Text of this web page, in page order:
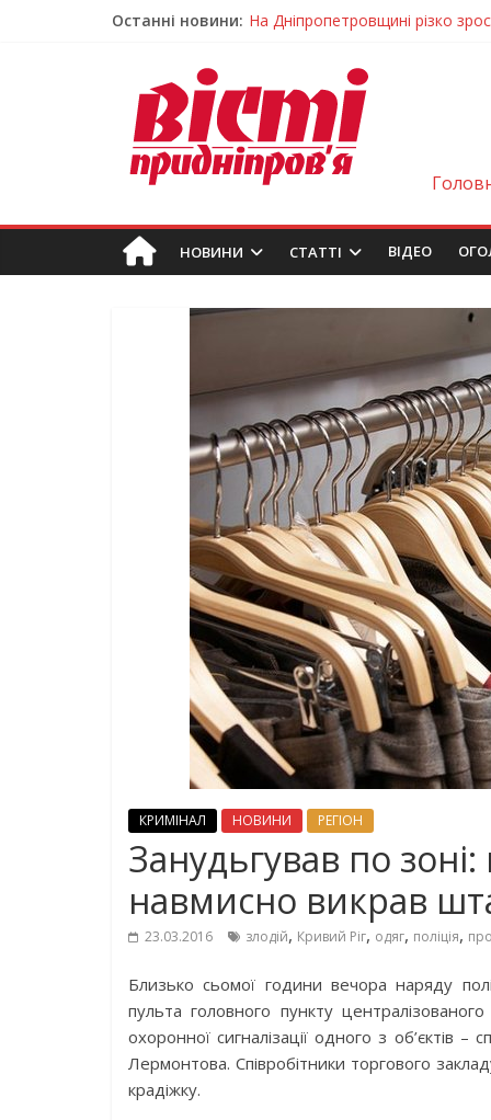
Останні новини: На Дніпропетровщині різко
Світлові рішення майстрів із
На Дніпропетровщині
У Тернівці працюють над
НОВИНИ СТАТТІ ВIДЕО
КРИМІНАЛ НОВИНИ РЕГІОН
Занудьгував по
навмисно викрав
23.03.2016 злодій, Кривий Ріг, одяг, поліція,
Близько сьомої години вечора наряду
пульта головного пункту
охоронної сигналізації одного з об’єктів
Лермонтова. Співробітники торгового
крадіжку.